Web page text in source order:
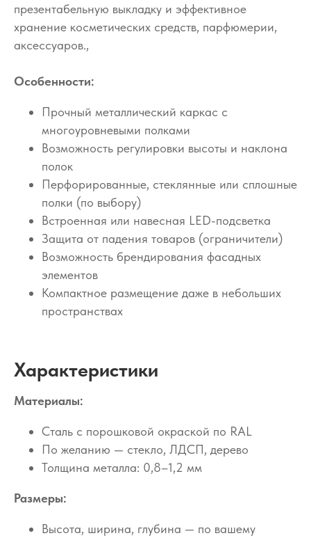
презентабельную выкладку и эффективное
хранение косметических средств, парфюмерии,
аксессуаров.,
Особенности:
Прочный металлический каркас с
многоуровневыми полками
Возможность регулировки высоты и наклона
полок
Перфорированные, стеклянные или сплошные
полки (по выбору)
Встроенная или навесная LED-подсветка
Защита от падения товаров (ограничители)
Возможность брендирования фасадных
элементов
Компактное размещение даже в небольших
пространствах
Характеристики
Материалы:
Сталь с порошковой окраской по RAL
По желанию — стекло, ЛДСП, дерево
Толщина металла: 0,8–1,2 мм
Размеры:
Высота, ширина, глубина — по вашему